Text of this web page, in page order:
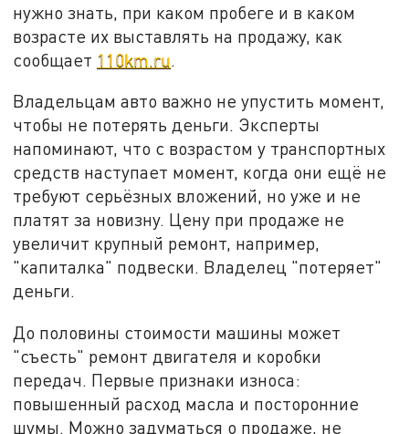
нужно знать, при каком пробеге и в каком
возрасте их выставлять на продажу, как
сообщает 110km.ru.
Владельцам авто важно не упустить момент,
чтобы не потерять деньги. Эксперты
напоминают, что с возрастом у транспортных
средств наступает момент, когда они ещё не
требуют серьёзных вложений, но уже и не
платят за новизну. Цену при продаже не
увеличит крупный ремонт, например,
"капиталка" подвески. Владелец "потеряет"
деньги.
До половины стоимости машины может
"съесть" ремонт двигателя и коробки
передач. Первые признаки износа:
повышенный расход масла и посторонние
шумы. Можно задуматься о продаже, не